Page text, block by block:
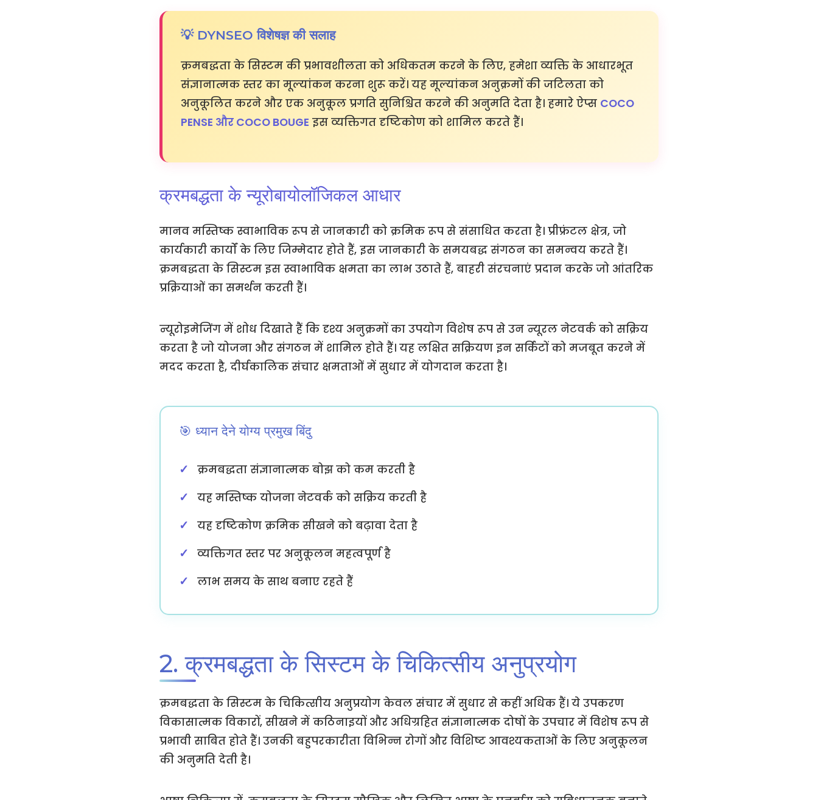
💡 DYNSEO विशेषज्ञ की सलाह
क्रमबद्धता के सिस्टम की प्रभावशीलता को अधिकतम करने के लिए, हमेशा व्यक्ति के आधारभूत
संज्ञानात्मक स्तर का मूल्यांकन करना शुरू करें। यह मूल्यांकन अनुक्रमों की जटिलता को
अनुकूलित करने और एक अनुकूल प्रगति सुनिश्चित करने की अनुमति देता है। हमारे ऐप्स COCO
PENSE और COCO BOUGE इस व्यक्तिगत दृष्टिकोण को शामिल करते हैं।
क्रमबद्धता के न्यूरोबायोलॉजिकल आधार
मानव मस्तिष्क स्वाभाविक रूप से जानकारी को क्रमिक रूप से संसाधित करता है। प्रीफ्रंटल क्षेत्र, जो
कार्यकारी कार्यों के लिए जिम्मेदार होते हैं, इस जानकारी के समयबद्ध संगठन का समन्वय करते हैं।
क्रमबद्धता के सिस्टम इस स्वाभाविक क्षमता का लाभ उठाते हैं, बाहरी संरचनाएं प्रदान करके जो आंतरिक
प्रक्रियाओं का समर्थन करती हैं।
न्यूरोइमेजिंग में शोध दिखाते हैं कि दृश्य अनुक्रमों का उपयोग विशेष रूप से उन न्यूरल नेटवर्क को सक्रिय
करता है जो योजना और संगठन में शामिल होते हैं। यह लक्षित सक्रियण इन सर्किटों को मजबूत करने में
मदद करता है, दीर्घकालिक संचार क्षमताओं में सुधार में योगदान करता है।
🎯 ध्यान देने योग्य प्रमुख बिंदु
क्रमबद्धता संज्ञानात्मक बोझ को कम करती है
यह मस्तिष्क योजना नेटवर्क को सक्रिय करती है
यह दृष्टिकोण क्रमिक सीखने को बढ़ावा देता है
व्यक्तिगत स्तर पर अनुकूलन महत्वपूर्ण है
लाभ समय के साथ बनाए रहते हैं
2. क्रमबद्धता के सिस्टम के चिकित्सीय अनुप्रयोग
क्रमबद्धता के सिस्टम के चिकित्सीय अनुप्रयोग केवल संचार में सुधार से कहीं अधिक हैं। ये उपकरण
विकासात्मक विकारों, सीखने में कठिनाइयों और अधिग्रहित संज्ञानात्मक दोषों के उपचार में विशेष रूप से
प्रभावी साबित होते हैं। उनकी बहुपरकारीता विभिन्न रोगों और विशिष्ट आवश्यकताओं के लिए अनुकूलन
की अनुमति देती है।